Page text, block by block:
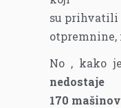
su prihvatili
otpremnine,
No , kako
nedostaje
170